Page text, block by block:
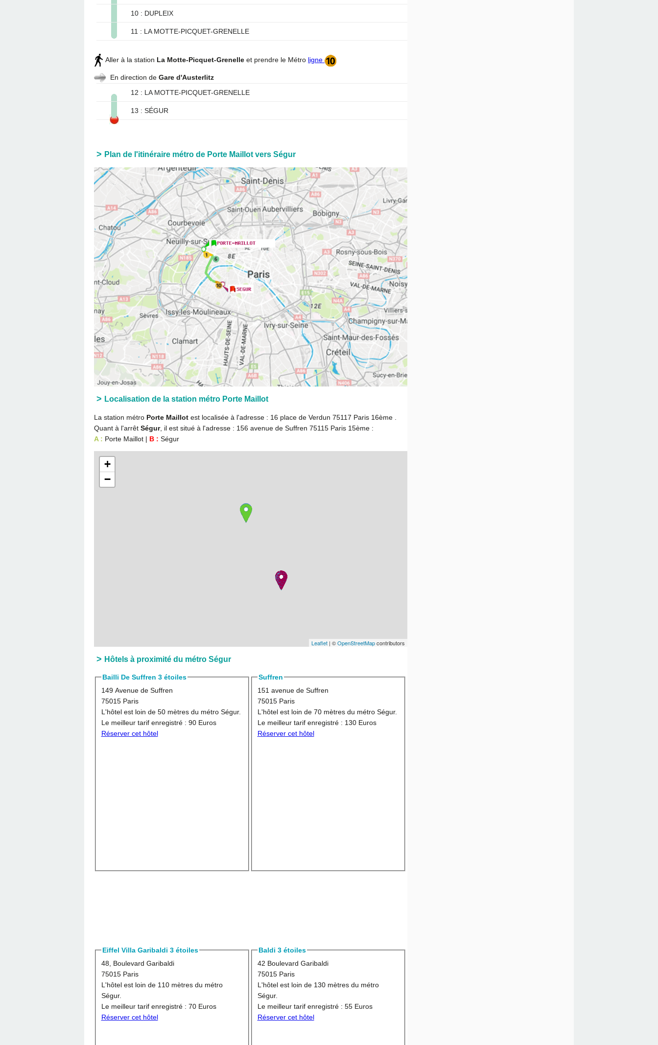
10 : DUPLEIX
11 : LA MOTTE-PICQUET-GRENELLE
Aller à la station La Motte-Picquet-Grenelle et prendre le Métro ligne
En direction de Gare d'Austerlitz
12 : LA MOTTE-PICQUET-GRENELLE
13 : SÉGUR
Plan de l'itinéraire métro de Porte Maillot vers Ségur
Localisation de la station métro Porte Maillot
La station métro Porte Maillot est localisée à l'adresse : 16 place de Verdun 75117 Paris 16ème .
Quant à l'arrêt Ségur, il est situé à l'adresse : 156 avenue de Suffren 75115 Paris 15ème :
A : Porte Maillot | B : Ségur
+
−
Leaflet | ©OpenStreetMapcontributors
Hôtels à proximité du métro Ségur
Bailli De Suffren 3 étoiles
149 Avenue de Suffren
75015 Paris
L'hôtel est loin de 50 mètres du métro Ségur.
Le meilleur tarif enregistré : 90 Euros
Réserver cet hôtel
Suffren
151 avenue de Suffren
75015 Paris
L'hôtel est loin de 70 mètres du métro Ségur.
Le meilleur tarif enregistré : 130 Euros
Réserver cet hôtel
Eiffel Villa Garibaldi 3 étoiles
48, Boulevard Garibaldi
75015 Paris
L'hôtel est loin de 110 mètres du métro
Ségur.
Le meilleur tarif enregistré : 70 Euros
Réserver cet hôtel
Baldi 3 étoiles
42 Boulevard Garibaldi
75015 Paris
L'hôtel est loin de 130 mètres du métro
Ségur.
Le meilleur tarif enregistré : 55 Euros
Réserver cet hôtel